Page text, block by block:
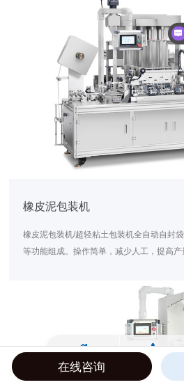
橡皮泥包装机
橡皮泥包装机/超轻粘土包装机全自动自封
等功能组成。操作简单，减少人工，提高
在线咨询